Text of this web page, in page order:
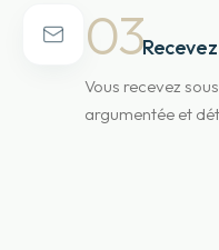
03
Vous recevez
argumentée et